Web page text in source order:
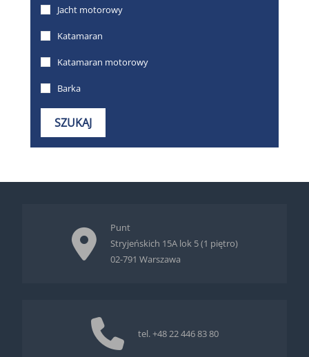
Punt
Stryjeńskich 15A lok 5 (1 piętro)
02-791 Warszawa
tel. +48 22 446 83 80